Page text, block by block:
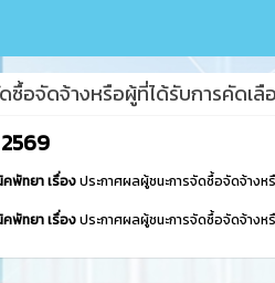
ซื้อจัดจ้างหรือผู้ที่ได้รับการคัดเลื
พัทยา เรื่องประกาศผลผู้ชนะการจัดซื้อจัดจ้าง
พัทยา เรื่องประกาศผลผู้ชนะการจัดซื้อจัดจ้างห